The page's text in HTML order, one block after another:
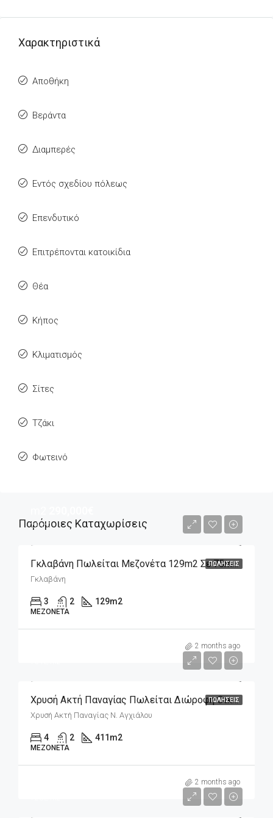
Χαρακτηριστικά
Αποθήκη
Βεράντα
Διαμπερές
Εντός σχεδίου πόλεως
Επενδυτικό
Επιτρέπονται κατοικίδια
Θέα
Κήπος
Κλιματισμός
Σίτες
Τζάκι
Φωτεινό
Παρόμοιες Καταχωρίσεις
ΠΩΛΉΣΕΙΣ
2€/m2
Γκλαβάνη Πωλείται Μεζονέτα 129m2 Σε 75m2 Οικόπεδο Πλήρως Ανακαινισμένη
Γκλαβάνη
3 2 129m2
ΜΕΖΟΝΈΤΑ
2 months ago
ΠΩΛΉΣΕΙΣ
Χρυσή Ακτή Παναγίας Πωλείται Διώροφη Οικοδομή 411m2 Σε Οικόπεδο 282m2
Χρυσή Ακτή Παναγίας Ν. Αγχιάλου
4 2 411 m2
ΜΕΖΟΝΈΤΑ
2 months ago